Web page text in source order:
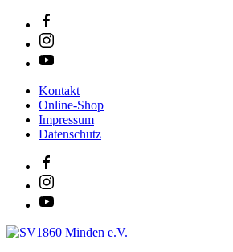
Kontakt
Online-Shop
Impressum
Datenschutz